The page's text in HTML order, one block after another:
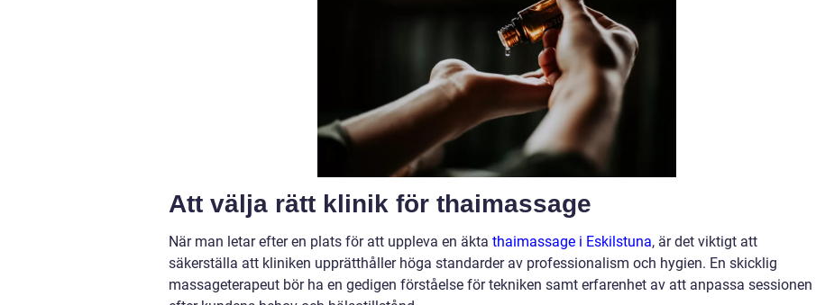
Att välja rätt klinik för thaimassage
När man letar efter en plats för att uppleva en äkta thaimassage i Eskilstuna, är det viktigt att
säkerställa att kliniken upprätthåller höga standarder av professionalism och hygien. En skicklig
massageterapeut bör ha en gedigen förståelse för tekniken samt erfarenhet av att anpassa sessionen